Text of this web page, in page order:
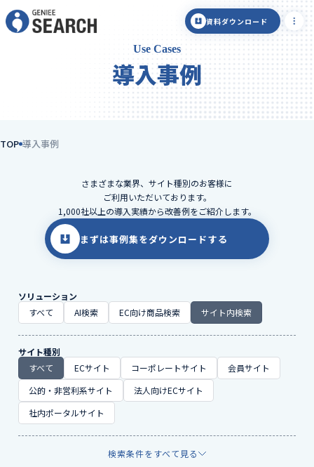
資料ダウンロード
Use Cases
導入事例
TOP 導入事例
さまざまな業界、サイト種別のお客様に
ご利用いただいております。
1,000社以上の導入実績から改善例をご紹介します。
まずは事例集をダウンロードする
ソリューション
すべて
AI検索 EC向け商品検索 サイト内検索
サイト種別
すべて
ECサイト コーポレートサイト
会員サイト
公的・非営利系サイト
法人向けECサイト
社内ポータルサイト
検索条件をすべて見る